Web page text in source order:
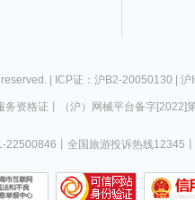
| ICP证：沪B2-20050130 | 沪
务资格证 （沪）网械平台备字[2022]
22500846 全国旅游投诉热线12345